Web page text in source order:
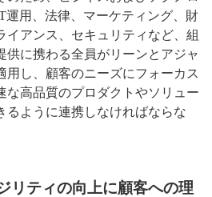
運用、法律、マーケティング、財
イアンス、セキュリティなど、組
供に携わる全員がリーンとアジャ
用し、顧客のニーズにフォーカス
な高品質のプロダクトやソリュー
るように連携しなければならな
ティの向上に顧客への理